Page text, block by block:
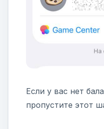
Если у вас нет
пропустите этот